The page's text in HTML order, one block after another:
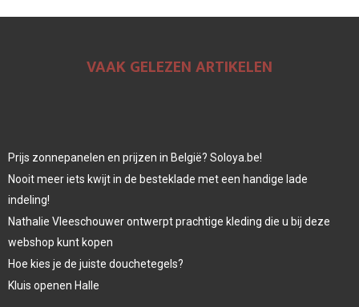
VAAK GELEZEN ARTIKELEN
Prijs zonnepanelen en prijzen in België? Soloya.be!
Nooit meer iets kwijt in de besteklade met een handige lade
indeling!
Nathalie Vleeschouwer ontwerpt prachtige kleding die u bij deze
webshop kunt kopen
Hoe kies je de juiste douchetegels?
Kluis openen Halle